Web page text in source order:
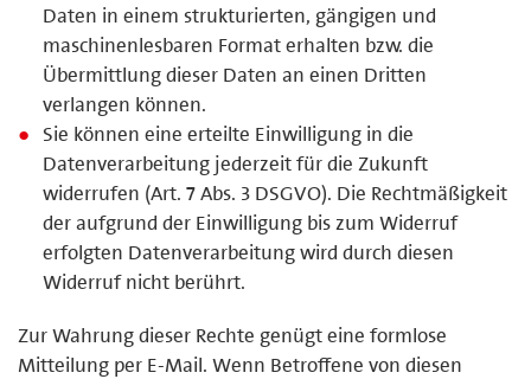
Daten in einem strukturierten, gängigen und
maschinenlesbaren Format erhalten bzw. die
Übermittlung dieser Daten an einen Dritten
verlangen können.
Sie können eine erteilte Einwilligung in die
Datenverarbeitung jederzeit für die Zukunft
widerrufen (Art. 7 Abs. 3 DSGVO). Die Rechtmäßigkeit
der aufgrund der Einwilligung bis zum Widerruf
erfolgten Datenverarbeitung wird durch diesen
Widerruf nicht berührt.
Zur Wahrung dieser Rechte genügt eine formlose
Mitteilung per E-Mail. Wenn Betroffene von diesen